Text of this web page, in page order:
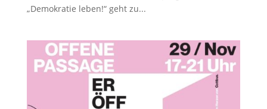
„Demokratie leben!“ geht zu...